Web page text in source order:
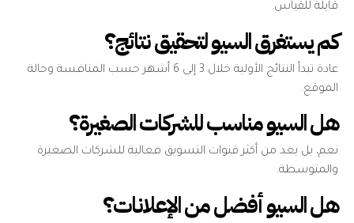
قابلة للقياس.
كم يستغرق السيو لتحقيق نتائج؟
عادة تبدأ النتائج الأولية خلال 3 إلى 6 أشهر حسب المنافسة وحالة
الموقع.
هل السيو مناسب للشركات الصغيرة؟
نعم، بل يعد من أكثر قنوات التسويق فعالية للشركات الصغيرة
والمتوسطة.
هل السيو أفضل من الإعلانات؟